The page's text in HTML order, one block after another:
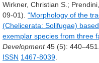
Wirkner, Christian S.;
09-01). “Morphology of the
(Chelicerata: Solifugae)
exemplar species from three
Development 45 (5): 440–451.
ISSN 1467-8039